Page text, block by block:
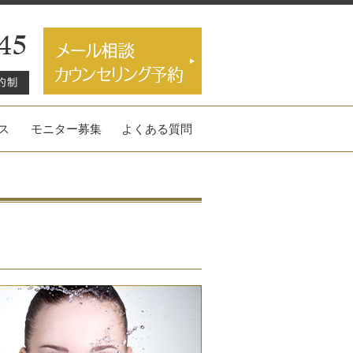
モニター募集 よくある質問